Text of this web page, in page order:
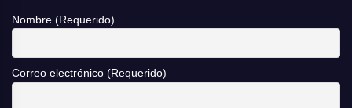
Nombre (Requerido)
Correo electrónico (Requerido)